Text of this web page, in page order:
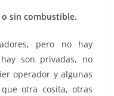
o sin combustible.
pero no hay
son privadas, no
operador y algunas
otra cosita, otras